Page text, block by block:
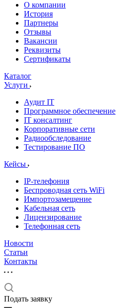
О компании
История
Партнеры
Отзывы
Вакансии
Реквизиты
Сертификаты
Каталог
Услуги
Аудит IT
Программное обеспечение
IT консалтинг
Корпоративные сети
Радиообследование
Тестирование ПО
Кейсы
IP-телефония
Беспроводная сеть WiFi
Импортозамещение
Кабельная сеть
Лицензирование
Телефонная сеть
Новости
Статьи
Контакты
Подать заявку